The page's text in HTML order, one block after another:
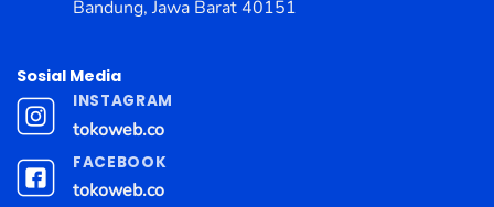
Bandung, Jawa Barat 40151
Sosial Media
INSTAGRAM
tokoweb.co
FACEBOOK
tokoweb.co